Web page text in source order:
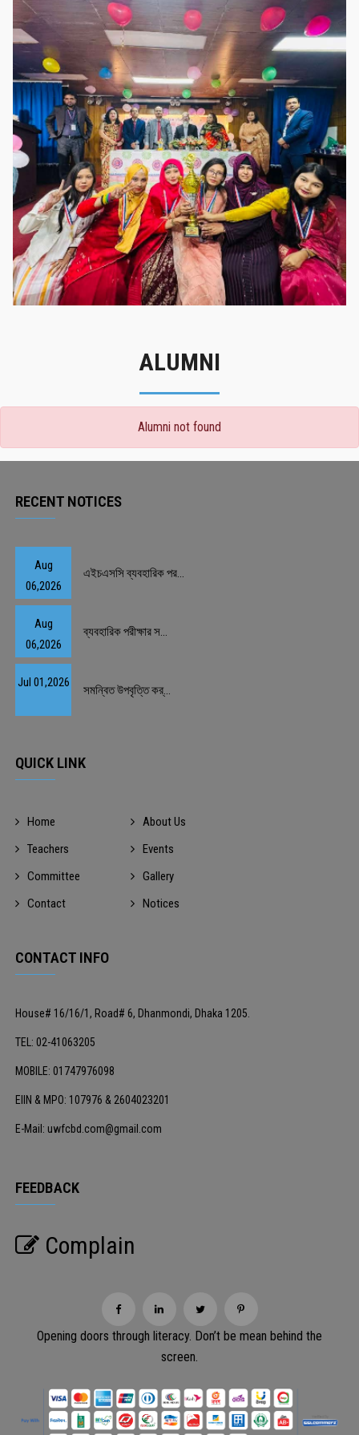
গৌরবের মুহূর্ত
গৌরবের মুহূর্ত
ALUMNI
Alumni not found
RECENT NOTICES
Aug
06,2026
এইচএসসি ব্যবহারিক পর...
Aug
06,2026
ব্যবহারিক পরীক্ষার স...
Jul 01,2026
সমন্বিত উপবৃত্তি কর্...
QUICK LINK
Home
About Us
Teachers
Events
Committee
Gallery
Contact
Notices
CONTACT INFO
House# 16/16/1, Road# 6, Dhanmondi, Dhaka 1205.
TEL: 02-41063205
MOBILE: 01747976098
EIIN & MPO: 107976 & 2604023201
E-Mail: uwfcbd.com@gmail.com
FEEDBACK
Complain
Opening doors through literacy. Don’t be mean behind the
screen.